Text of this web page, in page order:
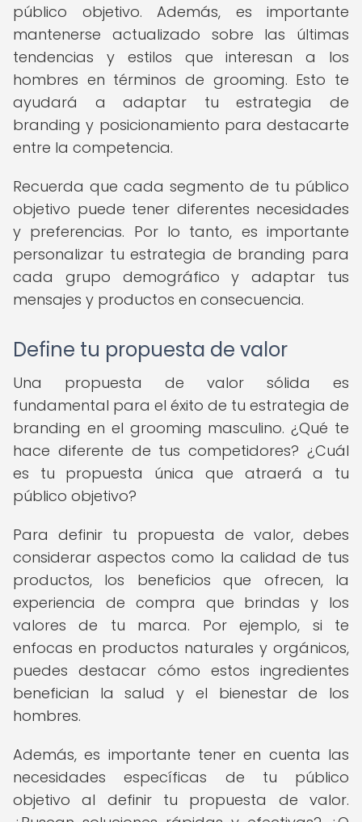
público objetivo. Además, es importante
mantenerse actualizado sobre las últimas
tendencias y estilos que interesan a los
hombres en términos de grooming. Esto te
ayudará a adaptar tu estrategia de
branding y posicionamiento para destacarte
entre la competencia.
Recuerda que cada segmento de tu público
objetivo puede tener diferentes necesidades
y preferencias. Por lo tanto, es importante
personalizar tu estrategia de branding para
cada grupo demográfico y adaptar tus
mensajes y productos en consecuencia.
Define tu propuesta de valor
Una propuesta de valor sólida es
fundamental para el éxito de tu estrategia de
branding en el grooming masculino. ¿Qué te
hace diferente de tus competidores? ¿Cuál
es tu propuesta única que atraerá a tu
público objetivo?
Para definir tu propuesta de valor, debes
considerar aspectos como la calidad de tus
productos, los beneficios que ofrecen, la
experiencia de compra que brindas y los
valores de tu marca. Por ejemplo, si te
enfocas en productos naturales y orgánicos,
puedes destacar cómo estos ingredientes
benefician la salud y el bienestar de los
hombres.
Además, es importante tener en cuenta las
necesidades específicas de tu público
objetivo al definir tu propuesta de valor.